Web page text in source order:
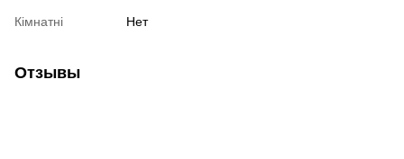
Кімнатні Нет
Отзывы